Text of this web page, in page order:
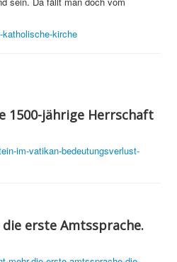
kirche
1500-jährige Herrschaft
im-vatikan-bedeutungsverlust-
erste Amtssprache.